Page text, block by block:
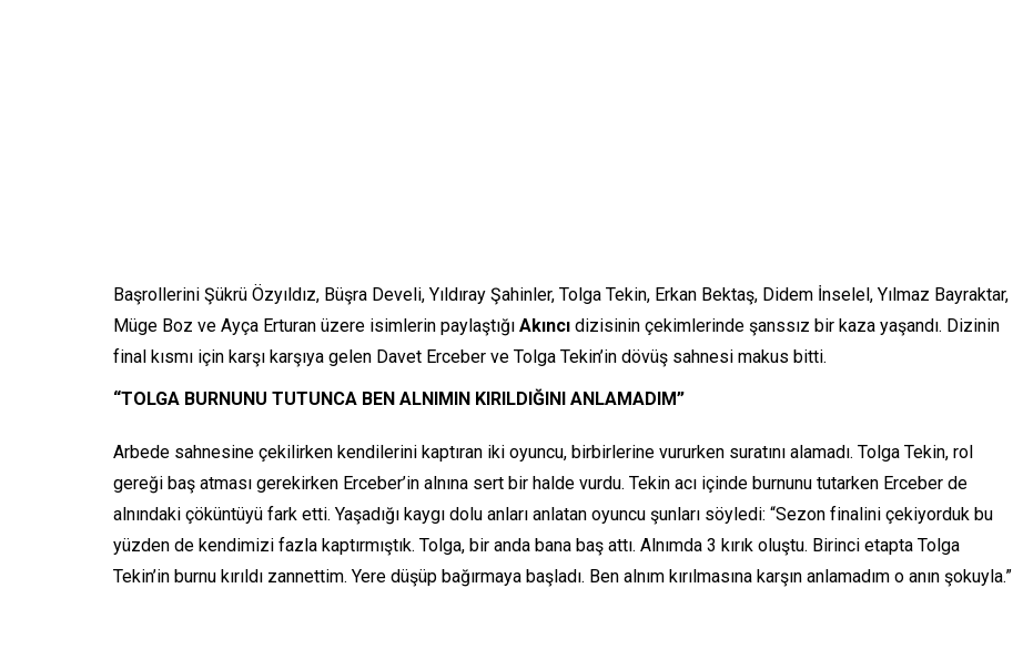
Başrollerini Şükrü Özyıldız, Büşra Develi, Yıldıray Şahinler, Tolga Tekin, Erkan Bektaş, Didem İnselel, Yılmaz Bayraktar,
Müge Boz ve Ayça Erturan üzere isimlerin paylaştığı Akıncı dizisinin çekimlerinde şanssız bir kaza yaşandı. Dizinin
final kısmı için karşı karşıya gelen Davet Erceber ve Tolga Tekin’in dövüş sahnesi makus bitti.
“TOLGA BURNUNU TUTUNCA BEN ALNIMIN KIRILDIĞINI ANLAMADIM”
Arbede sahnesine çekilirken kendilerini kaptıran iki oyuncu, birbirlerine vururken suratını alamadı. Tolga Tekin, rol
gereği baş atması gerekirken Erceber’in alnına sert bir halde vurdu. Tekin acı içinde burnunu tutarken Erceber de
alnındaki çöküntüyü fark etti. Yaşadığı kaygı dolu anları anlatan oyuncu şunları söyledi: “Sezon finalini çekiyorduk bu
yüzden de kendimizi fazla kaptırmıştık. Tolga, bir anda bana baş attı. Alnımda 3 kırık oluştu. Birinci etapta Tolga
Tekin’in burnu kırıldı zannettim. Yere düşüp bağırmaya başladı. Ben alnım kırılmasına karşın anlamadım o anın şokuyla.”